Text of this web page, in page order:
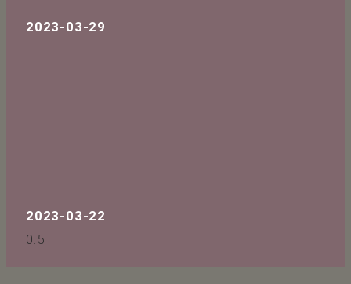
2023-03-29
2023-03-22